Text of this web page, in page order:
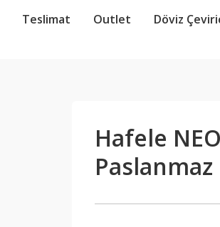
Teslimat Outlet Döviz
Hafele